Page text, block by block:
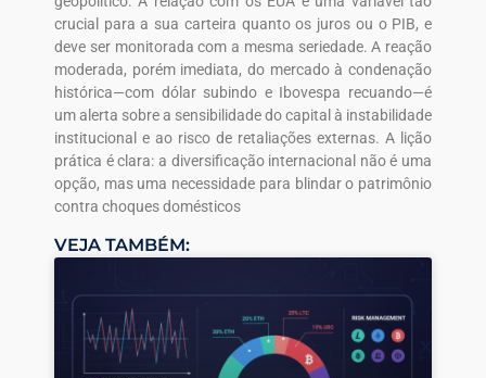
crucial para a sua carteira quanto os juros ou o PIB, e
deve ser monitorada com a mesma seriedade. A reação
moderada, porém imediata, do mercado à condenação
histórica—com dólar subindo e Ibovespa recuando—é
um alerta sobre a sensibilidade do capital à instabilidade
institucional e ao risco de retaliações externas. A lição
prática é clara: a diversificação internacional não é uma
opção, mas uma necessidade para blindar o patrimônio
contra choques domésticos
VEJA TAMBÉM: